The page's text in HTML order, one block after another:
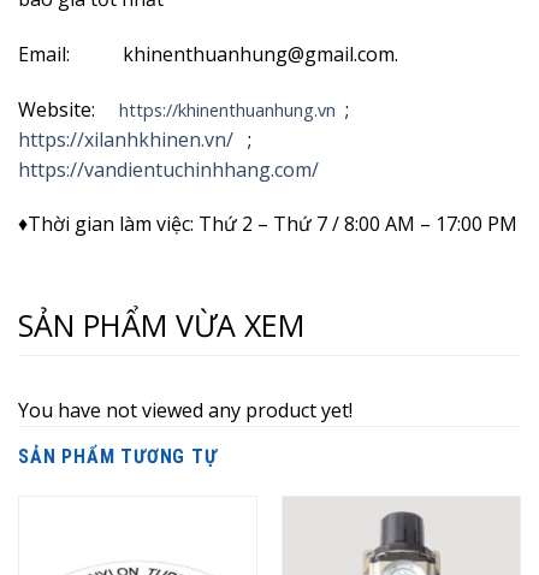
Email: khinenthuanhung@gmail.com.
Website: https://khinenthuanhung.vn ;
https://xilanhkhinen.vn/ ;
https://vandientuchinhhang.com/
♦Thời gian làm việc: Thứ 2 – Thứ 7 / 8:00 AM – 17:00 PM
SẢN PHẨM VỪA XEM
You have not viewed any product yet!
SẢN PHẨM TƯƠNG TỰ